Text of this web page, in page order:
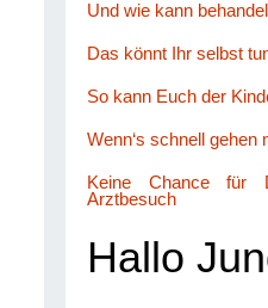
Und wie kann
Das könnt Ihr selbst
So kann Euch der
Wenn‘s schnell
Keine Chance für
Arztbesuch
Hallo